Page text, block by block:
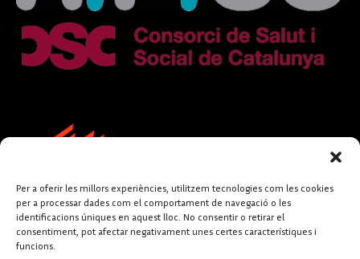
Per a oferir les millors experiències, utilitzem tecnologies com les cookies
per a processar dades com el comportament de navegació o les
identificacions úniques en aquest lloc. No consentir o retirar el
consentiment, pot afectar negativament unes certes característiques i
funcions.